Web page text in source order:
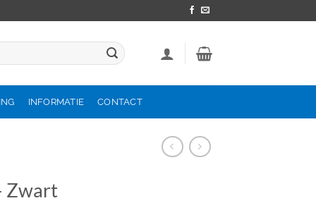
INFORMATIE CONTACT
Zwart